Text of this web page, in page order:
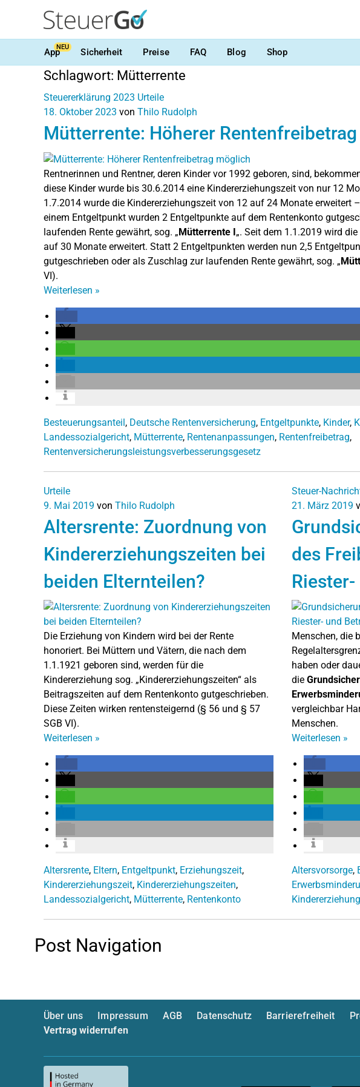
AppNEU Sicherheit Preise FAQ Blog Shop
Schlagwort: Mütterrente
Steuererklärung 2023 Urteile
18. Oktober 2023 von Thilo Rudolph
Mütterrente: Höherer
Rentnerinnen und Rentner, deren Kinder vor 1992 geboren, sind,
diese Kinder wurde bis 30.6.2014 eine Kindererziehungszeit von nur 12
1.7.2014 wurde die Kindererziehungszeit von 12 auf 24 Monate erweitert
einem Entgeltpunkt wurden 2 Entgeltpunkte auf dem Rentenkonto
laufenden Rente gewährt, sog. „Mütterrente I„. Seit dem 1.1.2019 wird
auf 30 Monate erweitert. Statt 2 Entgeltpunkten werden nun 2,5
gutgeschrieben oder als Zuschlag zur laufenden Rente gewährt, sog. „
VI).
Weiterlesen »
Besteuerungsanteil, Deutsche Rentenversicherung, Entgeltpunkte, Kinder,
Landessozialgericht, Mütterrente, Rentenanpassungen, Rentenfreibetrag,
Rentenversicherungsleistungsverbesserungsgesetz
Urteile
9. Mai 2019 von Thilo Rudolph
Altersrente: Zuordnung von
Kindererziehungszeiten bei
beiden Elternteilen?
Die Erziehung von Kindern wird bei der Rente
honoriert. Bei Müttern und Vätern, die nach dem
1.1.1921 geboren sind, werden für die
Kindererziehung sog. „Kindererziehungszeiten“ als
Beitragszeiten auf dem Rentenkonto gutgeschrieben.
Diese Zeiten wirken rentensteigernd (§ 56 und § 57
SGB VI).
Weiterlesen »
Altersrente, Eltern, Entgeltpunkt, Erziehungszeit,
Kindererziehungszeit, Kindererziehungszeiten,
Landessozialgericht, Mütterrente, Rentenkonto
Steuer-
21. März 2019
des
Menschen, die
haben oder
die
vergleichbar
Menschen.
Weiterlesen »
Altersvorsorge,
Post Navigation
Über uns Impressum AGB Datenschutz Barrierefreiheit
Vertrag widerrufen